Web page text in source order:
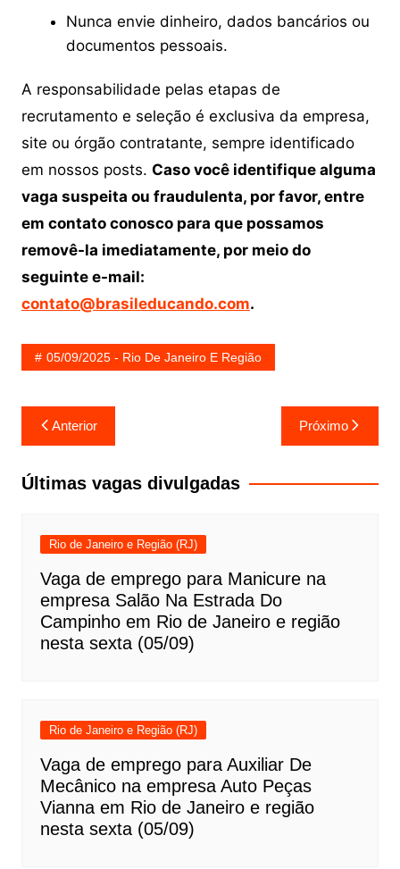
Nunca envie dinheiro, dados bancários ou
documentos pessoais.
A responsabilidade pelas etapas de
recrutamento e seleção é exclusiva da empresa,
site ou órgão contratante, sempre identificado
em nossos posts. Caso você identifique alguma
vaga suspeita ou fraudulenta, por favor, entre
em contato conosco para que possamos
removê-la imediatamente, por meio do
seguinte e-mail:
contato@brasileducando.com.
05/09/2025 - Rio De Janeiro E Região
Navegação
de
Post
Anterior Próximo
Últimas vagas divulgadas
Rio de Janeiro e Região (RJ)
Vaga de emprego para Manicure na
empresa Salão Na Estrada Do
Campinho em Rio de Janeiro e região
nesta sexta (05/09)
Rio de Janeiro e Região (RJ)
Vaga de emprego para Auxiliar De
Mecânico na empresa Auto Peças
Vianna em Rio de Janeiro e região
nesta sexta (05/09)